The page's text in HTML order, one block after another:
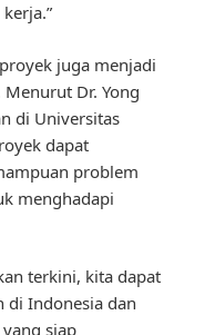
juga menjadi
Dr. Yong
di Universitas
dapat
problem
menghadapi
terkini, kita dapat
di Indonesia dan
siap